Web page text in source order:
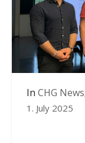
In CHG News
1. July 2025